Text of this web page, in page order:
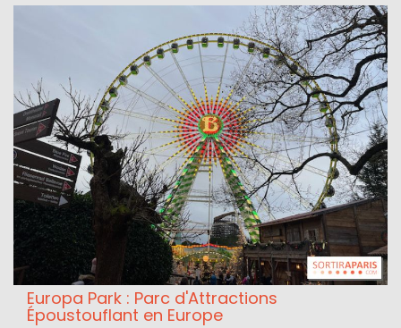
Europa Park : Parc d'Attractions
Époustouflant en Europe